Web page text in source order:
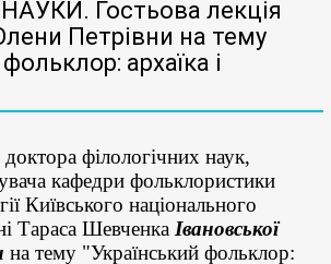
Гостьова лекція
Петрівни на тему
архаїка і
доктора філологічних наук,
кафедри фольклористики
Київського національного
Тараса Шевченка Івановської
на тему "Український фольклор: